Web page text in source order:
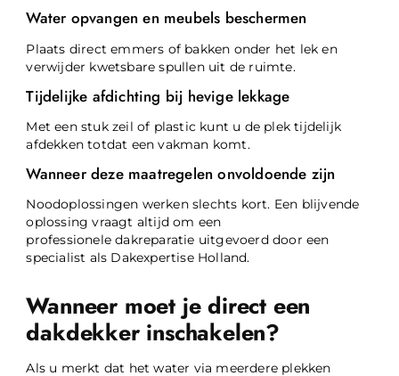
Water opvangen en meubels beschermen
Plaats direct emmers of bakken onder het lek en
verwijder kwetsbare spullen uit de ruimte.
Tijdelijke afdichting bij hevige lekkage
Met een stuk zeil of plastic kunt u de plek tijdelijk
afdekken totdat een vakman komt.
Wanneer deze maatregelen onvoldoende zijn
Noodoplossingen werken slechts kort. Een blijvende
oplossing vraagt altijd om een
professionele dakreparatie uitgevoerd door een
specialist als Dakexpertise Holland.
Wanneer moet je direct een
dakdekker inschakelen?
Als u merkt dat het water via meerdere plekken